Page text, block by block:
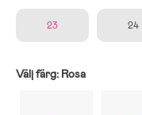
23 24
Välj färg: Rosa